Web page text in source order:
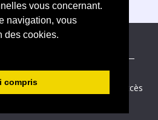
vous concernant.
navigation, vous
des cookies.
compris
2609-5742
de confidentialité
—
d’éthique
9—
Accès